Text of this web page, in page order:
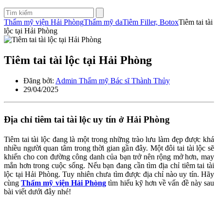
Thẩm mỹ viện Hải PhòngThẩm mỹ daTiêm Filler, BotoxTiêm tai tài
lộc tại Hải Phòng
Tiêm tai tài lộc tại Hải Phòng
Đăng bởi: Admin Thẩm mỹ Bác sĩ Thành Thủy
29/04/2025
Địa chỉ tiêm tai tài lộc uy tín ở Hải Phòng
Tiêm tai tài lộc đang là một trong những trào lưu làm đẹp được khá
nhiều người quan tâm trong thời gian gần đây. Một đôi tai tài lộc sẽ
khiến cho con đường công danh của bạn trở nên rộng mở hơn, may
mắn hơn trong cuộc sống. Nếu bạn đang cần tìm địa chỉ tiêm tai tài
lộc tại Hải Phòng. Tuy nhiên chưa tìm được địa chỉ nào uy tín. Hãy
cùngThẩm mỹ viện Hải Phòng tìm hiểu kỹ hơn về vấn đề này sau
bài viết dưới đây nhé!